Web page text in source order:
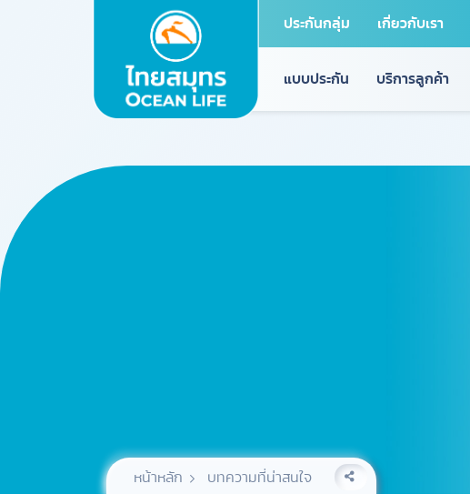
ประกันกลุ่ม เกี่ยวกับเรา
แบบประกัน บริการลูกค้า
หน้าหลัก บทความที่น่าสนใจ